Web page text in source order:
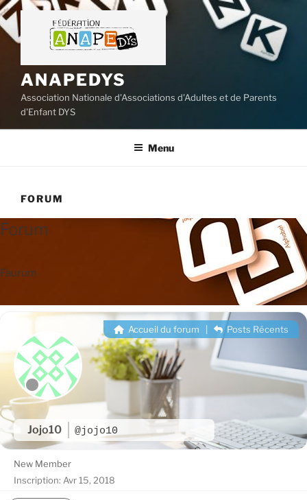
Aller
au
contenu
ANAPEDYS
Association Nationale d'Associations d'Adultes et de Parents
d'Enfant DYS
Menu
FORUM
Forum
Faurum
Jojo10 @jojo10
Accueil du forum Posts Récents
New Member
Inscription: Avr 15, 2018